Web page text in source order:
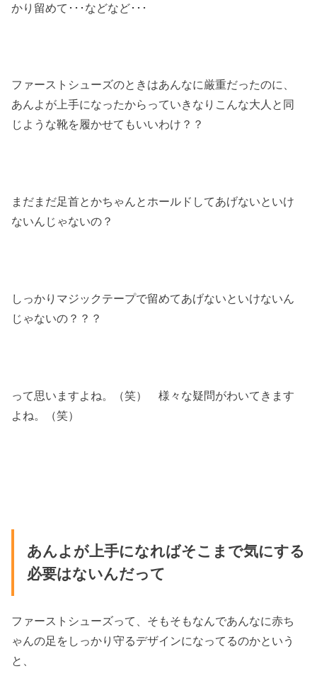
かり留めて･･･などなど･･･
ファーストシューズのときはあんなに厳重だったのに、
あんよが上手になったからっていきなりこんな大人と同
じような靴を履かせてもいいわけ？？
まだまだ足首とかちゃんとホールドしてあげないといけ
ないんじゃないの？
しっかりマジックテープで留めてあげないといけないん
じゃないの？？？
って思いますよね。（笑） 様々な疑問がわいてきます
よね。（笑）
あんよが上手になればそこまで気にする
必要はないんだって
ファーストシューズって、そもそもなんであんなに赤ち
ゃんの足をしっかり守るデザインになってるのかという
と、